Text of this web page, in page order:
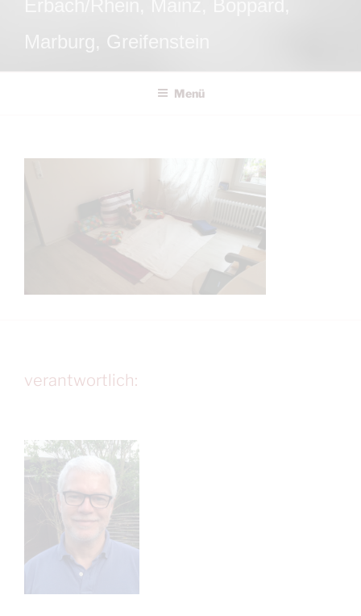
Marburg, Greifenstein
Menü
verantwortlich: